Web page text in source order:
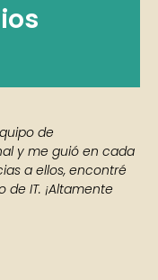
de
y me guió en cada
a ellos, encontré
IT. ¡Altamente